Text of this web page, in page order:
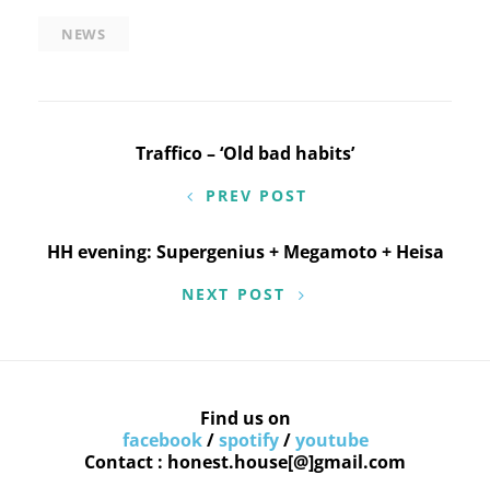
NEWS
Navigation
l’article
Traffico – ‘Old bad habits’
PREV POST
HH evening: Supergenius + Megamoto + Heisa
NEXT POST
Find us on
facebook/spotify/youtube
Contact : honest.house[@]gmail.com